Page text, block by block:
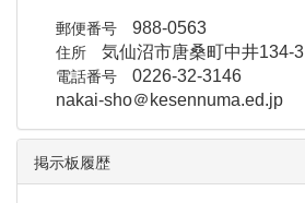
郵便番号 988-0563
住所 気仙沼市唐桑町中井134-3
電話番号 0226-32-3146
nakai-sho＠kesennuma.ed.jp
掲示板履歴